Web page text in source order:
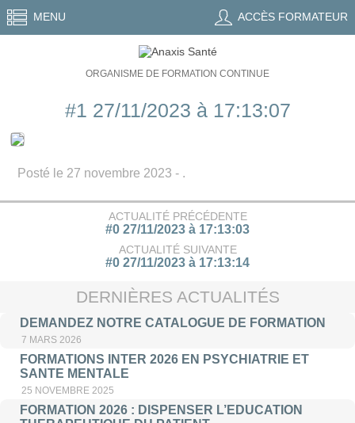
MENU ACCÈS FORMATEUR
ORGANISME DE FORMATION CONTINUE
#1 27/11/2023 à 17:13:07
Posté le 27 novembre 2023 - .
ACTUALITÉ PRÉCÉDENTE
#0 27/11/2023 à 17:13:03
ACTUALITÉ SUIVANTE
#0 27/11/2023 à 17:13:14
DERNIÈRES ACTUALITÉS
DEMANDEZ NOTRE CATALOGUE DE FORMATION
7 MARS 2026
FORMATIONS INTER 2026 EN PSYCHIATRIE ET
SANTE MENTALE
25 NOVEMBRE 2025
FORMATION 2026 : DISPENSER L’EDUCATION